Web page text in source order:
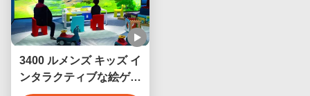
3400 ルメンズ キッズ イ
ンタラクティブな絵ゲー
ム インタラクティブな壁